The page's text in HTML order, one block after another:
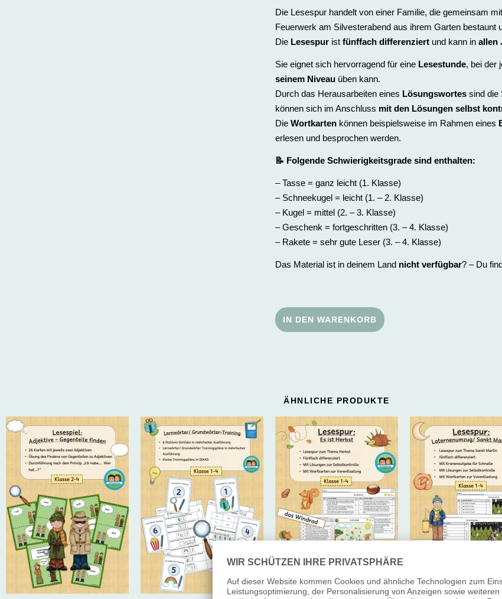
Die Lesespur handelt von einer Familie, die gemeinsam
Feuerwerk am Silvesterabend aus ihrem Garten bestaunt
Die Lesespur ist fünffach differenziert und kann in allen
Sie eignet sich hervorragend für eine Lesestunde, bei der
seinem Niveau üben kann.
Durch das Herausarbeiten eines Lösungswortes sind die
können sich im Anschluss mit den Lösungen selbst
Die Wortkarten können beispielsweise im Rahmen eines
erlesen und besprochen werden.
📝 Folgende Schwierigkeitsgrade sind enthalten:
– Tasse = ganz leicht (1. Klasse)
– Schneekugel = leicht (1. – 2. Klasse)
– Kugel = mittel (2. – 3. Klasse)
– Geschenk = fortgeschritten (3. – 4. Klasse)
– Rakete = sehr gute Leser (3. – 4. Klasse)
Das Material ist in deinem Land nicht verfügbar? – Du
IN DEN WARENKORB
ÄHNLICHE PRODUKTE